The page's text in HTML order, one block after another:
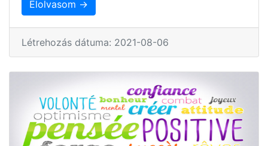
Elolvasom →
Létrehozás dátuma: 2021-08-06